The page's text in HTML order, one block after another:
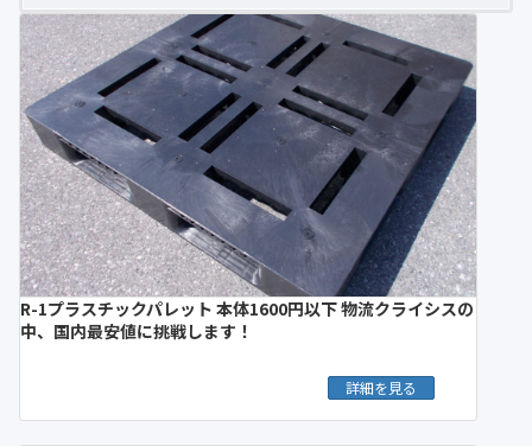
R-1プラスチックパレット 本体1600円以下 物流クライシスの
中、国内最安値に挑戦します！
詳細を見る